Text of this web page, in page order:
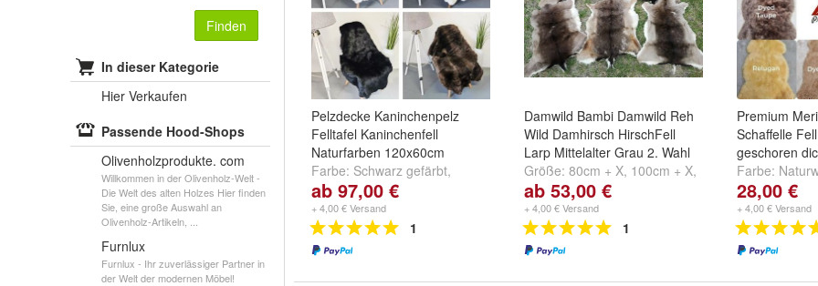
Finden
In dieser Kategorie
Hier Verkaufen
Passende Hood-Shops
Olivenholzprodukte. com
Willkommen in der Olivenholz-Welt -
Die Welt des alten Holzes Hier finden
Sie, eine große Auswahl an
Olivenholz-Artikeln, ...
Furnlux
Furnlux - Ihr zuverlässiger Partner in
der Welt der modernen Möbel!
Pelzdecke Kaninchenpelz
Felltafel Kaninchenfell
Naturfarben 120x60cm
Farbe: Schwarz gefärbt,
Dunkel Braun Natur
Weiß/Cremeund
ab 97,00 €
+ 4,00 € Versand
1
Damwild Bambi Damwild Reh
Wild Damhirsch HirschFell
Larp Mittelalter Grau 2. Wahl
Größe: 80cm + X, 100cm + X,
120cm + xund
ab 53,00 €
+ 4,00 € Versand
1
Premium
Schaffelle
geschoren
Farbe:
28,00 €
+ 4,00 € Versand